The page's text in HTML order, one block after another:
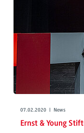
07.02.2020 | News
Ernst & Young